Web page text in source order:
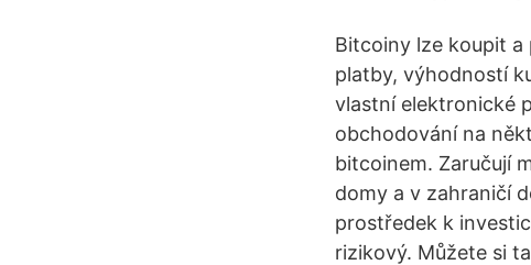
Bitcoiny lze koupit a
platby, výhodností
vlastní elektronické
obchodování na
bitcoinem. Zaručují
domy a v zahraničí
prostředek k
rizikový. Můžete si